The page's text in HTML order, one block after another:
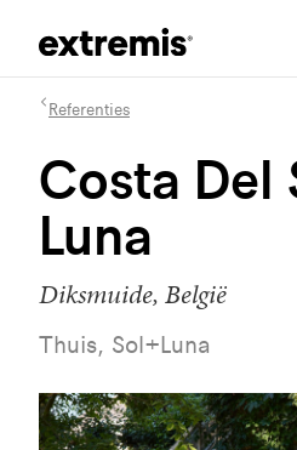
Referenties
Costa Del
Luna
Diksmuide, België
Thuis, Sol+Luna